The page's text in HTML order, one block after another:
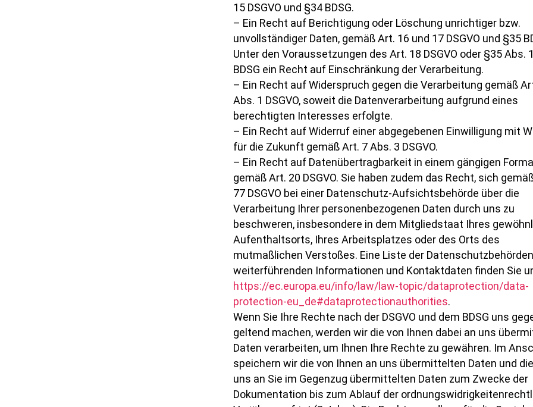
15 DSGVO und §34 BDSG.
– Ein Recht auf Berichtigung oder Löschung unrichtiger bzw.
unvollständiger Daten, gemäß Art. 16 und 17 DSGVO und §35
Unter den Voraussetzungen des Art. 18 DSGVO oder §35 Abs.
BDSG ein Recht auf Einschränkung der Verarbeitung.
– Ein Recht auf Widerspruch gegen die Verarbeitung gemäß
Abs. 1 DSGVO, soweit die Datenverarbeitung aufgrund eines
berechtigten Interesses erfolgte.
– Ein Recht auf Widerruf einer abgegebenen Einwilligung mit
für die Zukunft gemäß Art. 7 Abs. 3 DSGVO.
– Ein Recht auf Datenübertragbarkeit in einem gängigen
gemäß Art. 20 DSGVO. Sie haben zudem das Recht, sich
77 DSGVO bei einer Datenschutz-Aufsichtsbehörde über die
Verarbeitung Ihrer personenbezogenen Daten durch uns zu
beschweren, insbesondere in dem Mitgliedstaat Ihres
Aufenthaltsorts, Ihres Arbeitsplatzes oder des Orts des
mutmaßlichen Verstoßes. Eine Liste der
weiterführenden Informationen und Kontaktdaten finden Sie
https://ec.europa.eu/info/law/law-topic/dataprotection/data-
protection-eu_de#dataprotectionauthorities.
Wenn Sie Ihre Rechte nach der DSGVO und dem BDSG uns
geltend machen, werden wir die von Ihnen dabei an uns
Daten verarbeiten, um Ihnen Ihre Rechte zu gewähren. Im
speichern wir die von Ihnen an uns übermittelten Daten und
uns an Sie im Gegenzug übermittelten Daten zum Zwecke der
Dokumentation bis zum Ablauf der